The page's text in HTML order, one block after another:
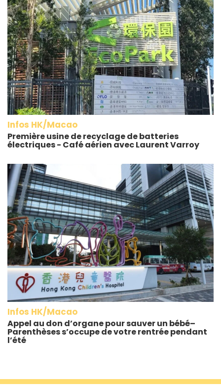
Infos HK/Macao
Première usine de recyclage de batteries
électriques - Café aérien avec Laurent Varroy
Infos HK/Macao
Appel au don d’organe pour sauver un bébé–
Parenthèses s’occupe de votre rentrée pendant
l’été